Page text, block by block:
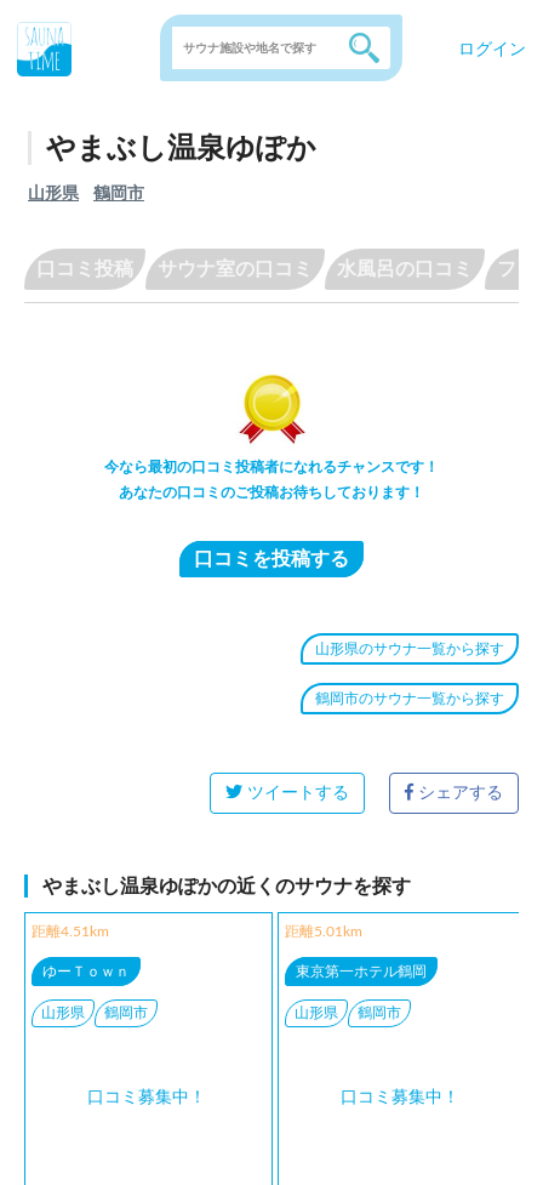
ログイン
やまぶし温泉ゆぽか
山形県 鶴岡市
口コミ投稿 サウナ室の口コミ 水風呂の口コミ フリ
今なら最初の口コミ投稿者になれるチャンスです！
あなたの口コミのご投稿お待ちしております！
口コミを投稿する
山形県のサウナ一覧から探す
鶴岡市のサウナ一覧から探す
ツイートする シェアする
やまぶし温泉ゆぽかの近くのサウナを探す
距離4.51km
ゆーＴｏｗｎ
山形県 鶴岡市
口コミ募集中！
距離5.01km
東京第一ホテル鶴岡
山形県 鶴岡市
口コミ募集中！